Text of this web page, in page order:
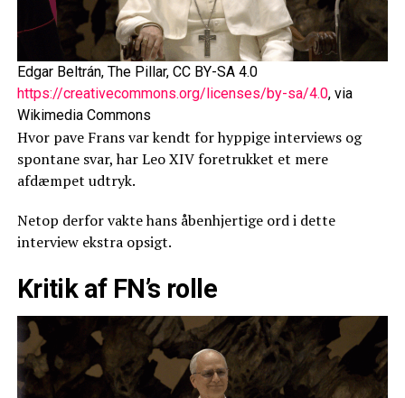
Edgar Beltrán, The Pillar, CC BY-SA 4.0
https://creativecommons.org/licenses/by-sa/4.0, via
Wikimedia Commons
Hvor pave Frans var kendt for hyppige interviews og
spontane svar, har Leo XIV foretrukket et mere
afdæmpet udtryk.
Netop derfor vakte hans åbenhjertige ord i dette
interview ekstra opsigt.
Kritik af FN’s rolle